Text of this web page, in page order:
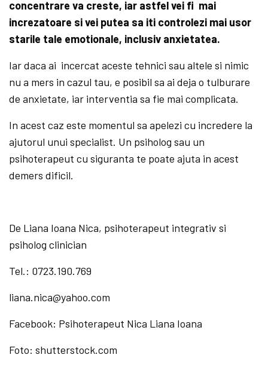
concentrare va creste, iar astfel vei fi mai
increzatoare si vei putea sa iti controlezi mai usor
starile tale emotionale, inclusiv anxietatea.
Iar daca ai incercat aceste tehnici sau altele si nimic
nu a mers in cazul tau, e posibil sa ai deja o tulburare
de anxietate, iar interventia sa fie mai complicata.
In acest caz este momentul sa apelezi cu incredere la
ajutorul unui specialist. Un psiholog sau un
psihoterapeut cu siguranta te poate ajuta in acest
demers dificil.
De Liana Ioana Nica, psihoterapeut integrativ si
psiholog clinician
Tel.: 0723.190.769
liana.nica@yahoo.com
Facebook: Psihoterapeut Nica Liana Ioana
Foto: shutterstock.com